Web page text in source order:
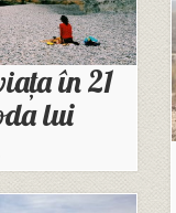
în 21
lui